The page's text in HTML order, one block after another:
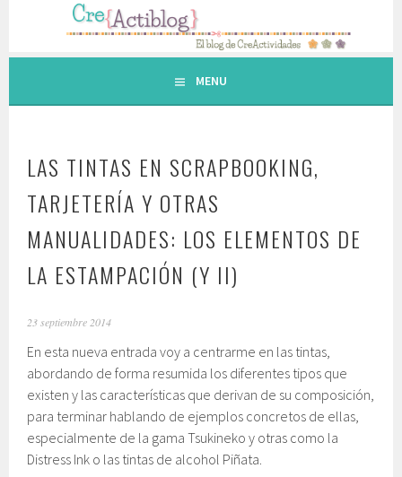
contenido.
MENU
LAS TINTAS EN SCRAPBOOKING,
TARJETERÍA Y OTRAS
MANUALIDADES: LOS ELEMENTOS DE
LA ESTAMPACIÓN (Y II)
23 septiembre 2014
En esta nueva entrada voy a centrarme en las tintas,
abordando de forma resumida los diferentes tipos que
existen y las características que derivan de su composición,
para terminar hablando de ejemplos concretos de ellas,
especialmente de la gama Tsukineko y otras como la
Distress Ink o las tintas de alcohol Piñata.